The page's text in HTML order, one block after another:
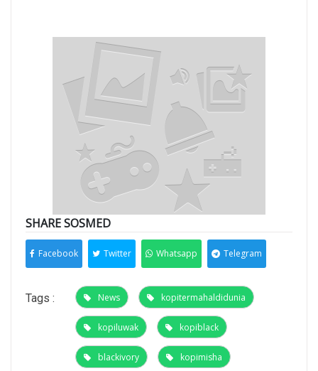
SHARE SOSMED
Facebook Twitter Whatsapp Telegram
Tags : News kopitermahaldidunia
kopiluwak kopiblack
blackivory kopimisha